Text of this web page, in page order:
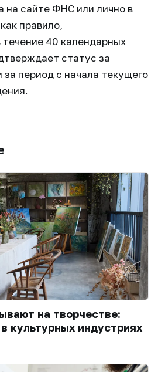
на сайте ФНС или лично в
правило,
40 календарных
статус за
за период с начала текущего
на творчестве:
культурных индустриях